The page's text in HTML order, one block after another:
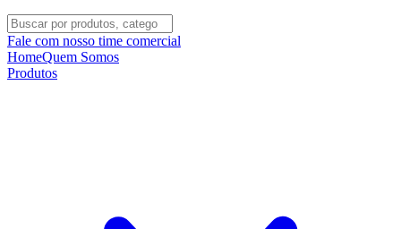
Fale com nosso time comercial
HomeQuem Somos
Produtos